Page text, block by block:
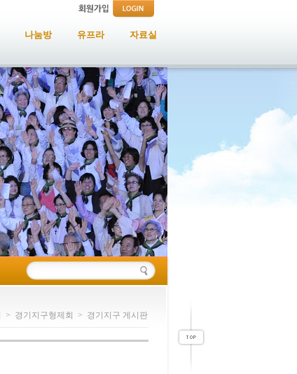
나눔방 유프라 자료실
> 경기지구형제회 > 경기지구 게시판